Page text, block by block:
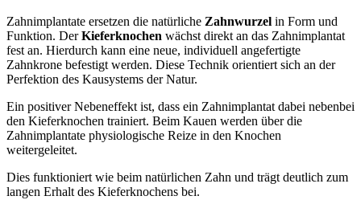
Zahnimplantate ersetzen die natürliche Zahnwurzel in Form und
Funktion. DerKieferknochen wächst direkt an das Zahnimplantat
fest an. Hierdurch kann eine neue, individuell angefertigte
Zahnkrone befestigt werden. Diese Technik orientiert sich an der
Perfektion des Kausystems der Natur.
Ein positiver Nebeneffekt ist, dass ein Zahnimplantat dabei nebenbei
den Kieferknochen trainiert. Beim Kauen werden über die
Zahnimplantate physiologische Reize in den Knochen
weitergeleitet.
Dies funktioniert wie beim natürlichen Zahn und trägt deutlich zum
langen Erhalt des Kieferknochens bei.